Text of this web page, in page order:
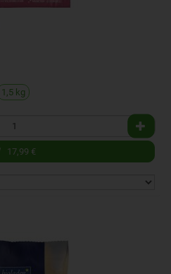
1,5 kg
17,99 €